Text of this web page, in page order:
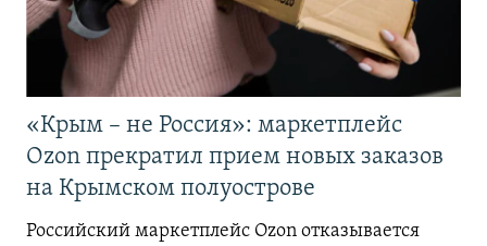
«Крым – не Россия»: маркетплейс
Ozon прекратил прием новых заказов
на Крымском полуострове
Российский маркетплейс Ozon отказывается